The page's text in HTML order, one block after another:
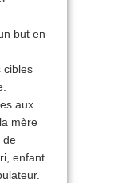
but en
cibles
aux
mère
de
enfant